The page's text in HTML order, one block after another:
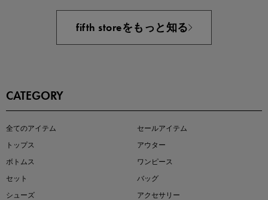
即戦力アイテム続々対象
fifth storeをもっと知る
CATEGORY
全てのアイテム
セールアイテム
トップス
アウター
ボトムス
ワンピース
セット
バッグ
シューズ
アクセサリー